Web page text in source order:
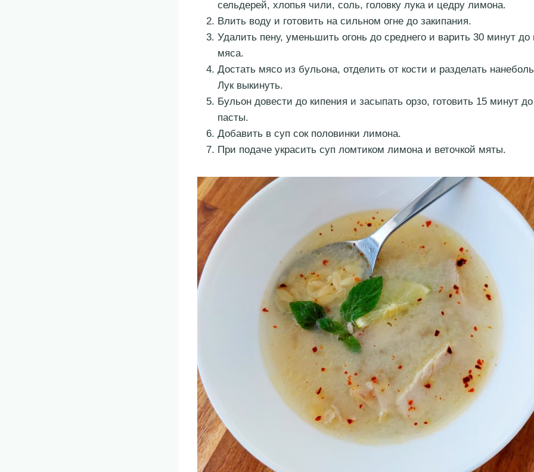
сельдерей, хлопья чили, соль, головку лука и цедру лимона.
Влить воду и готовить на сильном огне до закипания.
Удалить пену, уменьшить огонь до среднего и варить 30 минут до
мяса.
Достать мясо из бульона, отделить от кости и разделать
Лук выкинуть.
Бульон довести до кипения и засыпать орзо, готовить 15 минут до
пасты.
Добавить в суп сок половинки лимона.
При подаче украсить суп ломтиком лимона и веточкой мяты.